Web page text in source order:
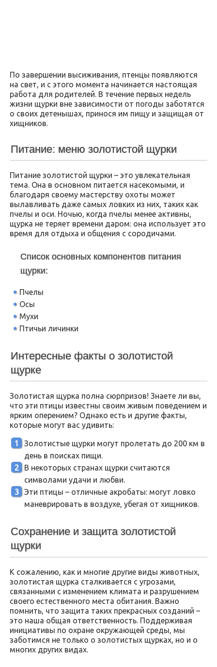
По завершении высиживания, птенцы появляются
на свет, и с этого момента начинается настоящая
работа для родителей. В течение первых недель
жизни щурки вне зависимости от погоды заботятся
о своих детенышах, принося им пищу и защищая от
хищников.
Питание: меню золотистой щурки
Питание золотистой щурки – это увлекательная
тема. Она в основном питается насекомыми, и
благодаря своему мастерству охоты может
вылавливать даже самых ловких из них, таких как
пчелы и оси. Ночью, когда пчелы менее активны,
щурка не теряет времени даром: она использует это
время для отдыха и общения с сородичами.
Список основных компонентов питания
щурки:
Пчелы
Осы
Мухи
Птичьи личинки
Интересные факты о золотистой
щурке
Золотистая щурка полна сюрпризов! Знаете ли вы,
что эти птицы известны своим живым поведением и
ярким оперением? Однако есть и другие факты,
которые могут вас удивить:
Золотистые щурки могут пролетать до 200 км в
день в поисках пищи.
В некоторых странах щурки считаются
символами удачи и любви.
Эти птицы – отличные акробаты: могут ловко
маневрировать в воздухе, убегая от хищников.
Сохранение и защита золотистой
щурки
К сожалению, как и многие другие виды животных,
золотистая щурка сталкивается с угрозами,
связанными с изменением климата и разрушением
своего естественного места обитания. Важно
помнить, что защита таких прекрасных созданий –
это наша общая ответственность. Поддерживая
инициативы по охране окружающей среды, мы
заботимся не только о золотистых щурках, но и о
многих других видах.